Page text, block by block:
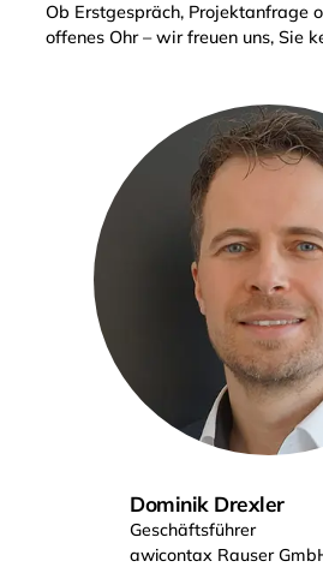
Ob Erstgespräch, Projektanfrage
offenes Ohr – wir freuen uns, Sie
Dominik Drexler
Geschäftsführer
awicontax Rauser